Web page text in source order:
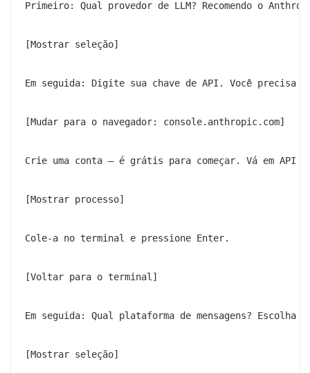
Primeiro: Qual provedor de LLM? Recomendo o
[Mostrar seleção]
Em seguida: Digite sua chave de API. Você
[Mudar para o navegador: console.anthropic.com]
Crie uma conta — é grátis para começar. Vá em API
[Mostrar processo]
Cole-a no terminal e pressione Enter.
[Voltar para o terminal]
Em seguida: Qual plataforma de mensagens?
[Mostrar seleção]